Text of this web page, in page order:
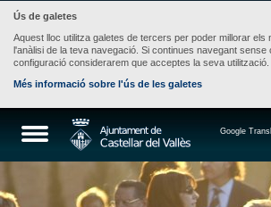
Ús de galetes
Aquest lloc utilitza galetes de tercers per poder millorar
l'anàlisi de la teva navegació. Si continues navegant sense
configuració considerarem que acceptes la seva utilització.
Més informació sobre l'ús de les galetes
Google